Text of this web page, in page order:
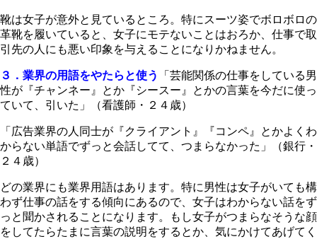
靴は女子が意外と見ているところ。特にスーツ姿でボロボロの
革靴を履いていると、女子にモテないことはおろか、仕事で取
引先の人にも悪い印象を与えることになりかねません。
３．業界の用語をやたらと使う
「芸能関係の仕事をしている男
性が『チャンネー』とか『シースー』とかの言葉を今だに使っ
ていて、引いた」（看護師・２４歳）
「広告業界の人同士が『クライアント』『コンペ』とかよくわ
からない単語でずっと会話してて、つまらなかった」（銀行・
２４歳）
どの業界にも業界用語はあります。特に男性は女子がいても構
わず仕事の話をする傾向にあるので、女子はわからない話をず
っと聞かされることになります。もし女子がつまらなそうな顔
をしてたらたまに言葉の説明をするとか、気にかけてあげてく